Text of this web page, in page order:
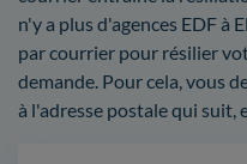
n'y a plus d'agences EDF à
par courrier pour résilier
demande. Pour cela, vous
à l'adresse postale qui suit,